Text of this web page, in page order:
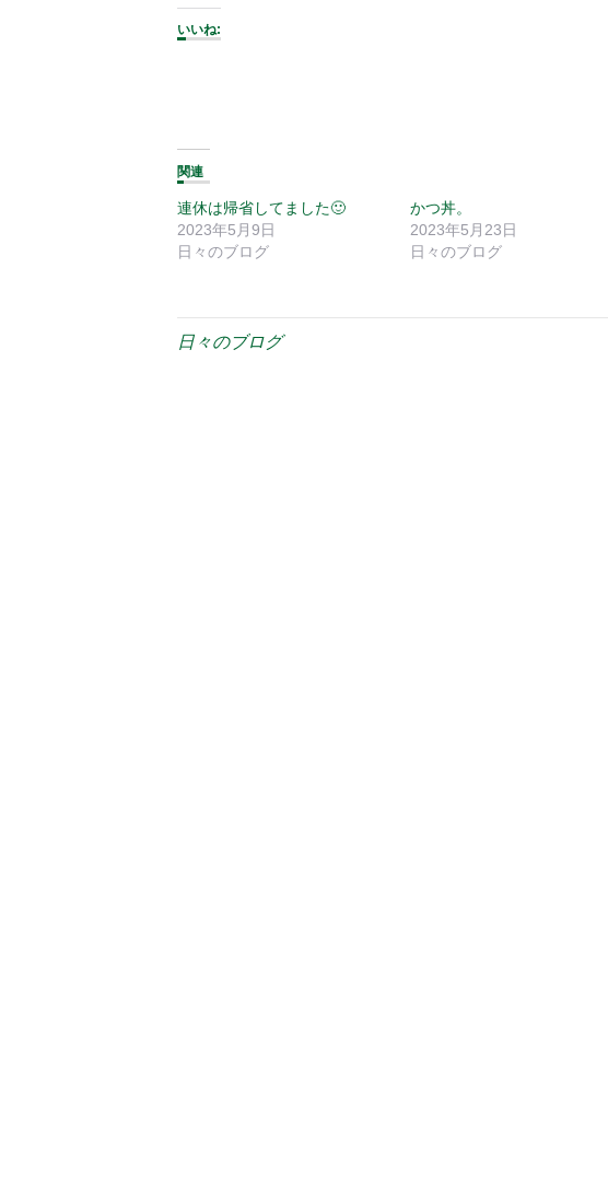
いいね:
関連
連休は帰省してました🙂
2023年5月9日
日々のブログ
かつ丼。
2023年5月23日
日々のブログ
日々のブログ